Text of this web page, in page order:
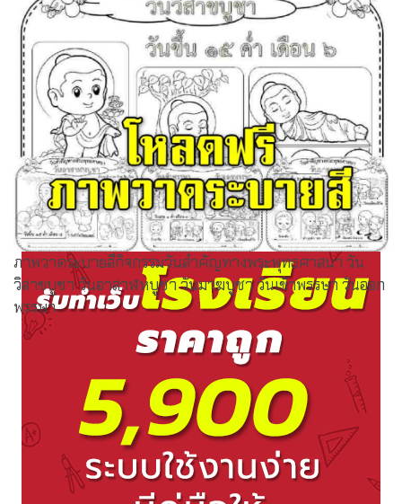
ภาพวาดระบายสีกิจกรรมวันสำคัญทางพระพุทธศาสนา วัน
วิสาขบูชา วันอาสาฬหบูชา วันมาฆบูชา วันเข้าพรรษา วันออก
พรรษา